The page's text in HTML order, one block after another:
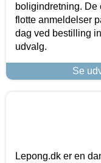
boligindretning.
flotte anmeldelser
dag ved bestilling
udvalg.
Se
Lepong.dk er en